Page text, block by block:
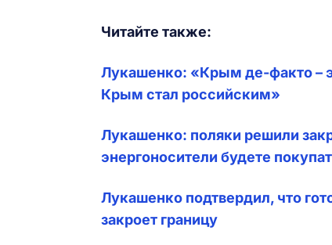
Читайте также:
Лукашенко: «Крым де-факто –
Крым стал российским»
Лукашенко: поляки решили
энергоносители будете
Лукашенко подтвердил, что
закроет границу